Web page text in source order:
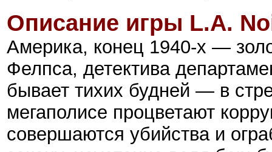
Описание игры L.A.
Америка, конец 1940-х —
Фелпса, детектива
бывает тихих будней — в
мегаполисе процветают
совершаются убийства и